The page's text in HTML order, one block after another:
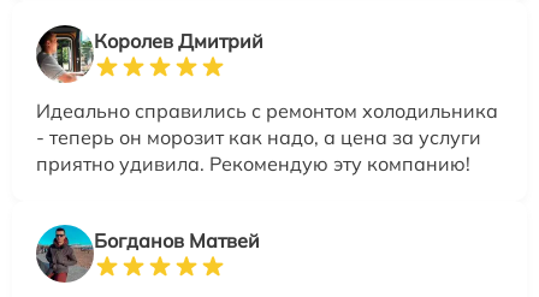
Королев Дмитрий
Идеально справились с ремонтом холодильника
- теперь он морозит как надо, а цена за услуги
приятно удивила. Рекомендую эту компанию!
Богданов Матвей